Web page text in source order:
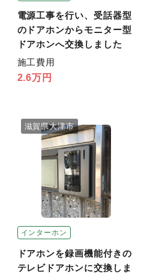
電源工事を行い、受話器型
のドアホンからモニター型
ドアホンへ交換しました
施工費用
2.6万円
インターホン
滋賀県大津市
ドアホンを録画機能付きの
テレビドアホンに交換しま